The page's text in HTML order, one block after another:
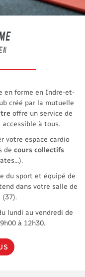
en forme en Indre-et-
créé par la mutuelle
offre un service de
à tous.
votre espace cardio
de cours collectifs
du sport et équipé de
dans votre salle de
(37).
lundi au vendredi de
à 12h30.